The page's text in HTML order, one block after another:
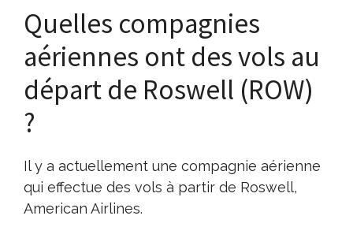
Quelles compagnies
aériennes ont des vols au
départ de Roswell (ROW)
?
Il y a actuellement une compagnie aérienne
qui effectue des vols à partir de Roswell,
American Airlines.